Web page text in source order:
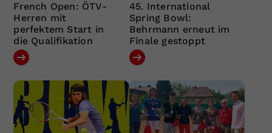
French Open: ÖTV-
Herren mit
perfektem Start in
die Qualifikation
45. International
Spring Bowl:
Behrmann erneut im
Finale gestoppt